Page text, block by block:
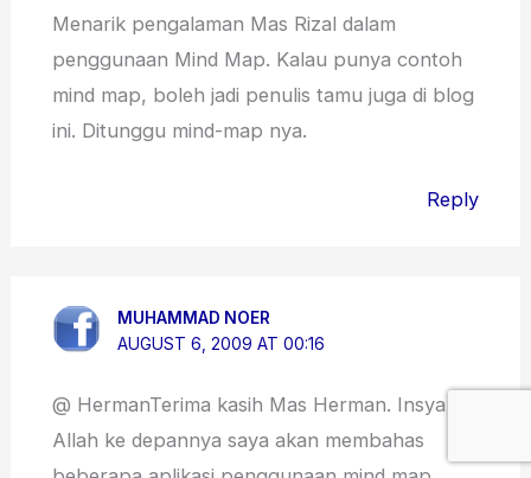
Menarik pengalaman Mas Rizal dalam
penggunaan Mind Map. Kalau punya contoh
mind map, boleh jadi penulis tamu juga di blog
ini. Ditunggu mind-map nya.
Reply
MUHAMMAD NOER
AUGUST 6, 2009 AT 00:16
@ HermanTerima kasih Mas Herman. Insya
Allah ke depannya saya akan membahas